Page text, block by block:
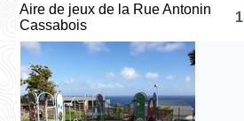
Aire de jeux de la Rue Antonin
Cassabois
1